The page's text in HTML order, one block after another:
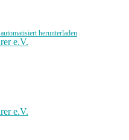
herunterladen
e.V.
e.V.